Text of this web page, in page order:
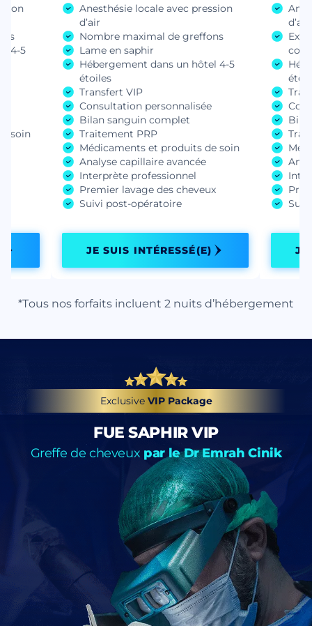
4-5
soin
Anesthésie locale avec pression
d’air
Nombre maximal de greffons
Lame en saphir
Hébergement dans un hôtel 4-5
étoiles
Transfert VIP
Consultation personnalisée
Bilan sanguin complet
Traitement PRP
Médicaments et produits de soin
Analyse capillaire avancée
Interprète professionnel
Premier lavage des cheveux
Suivi post-opératoire
JE SUIS INTÉRESSÉ(E)
d’air
JE
*Tous nos forfaits incluent 2 nuits d’hébergement
Exclusive VIP Package
FUE SAPHIR VIP
Greffe de cheveux par le Dr Emrah Cinik